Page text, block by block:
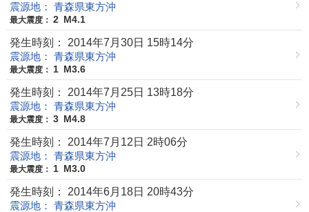
震源地： 青森県東方沖
最大震度： 2 M4.1
発生時刻： 2014年7月30日 15時14分
震源地： 青森県東方沖
最大震度： 1 M3.6
発生時刻： 2014年7月25日 13時18分
震源地： 青森県東方沖
最大震度： 3 M4.8
発生時刻： 2014年7月12日 2時06分
震源地： 青森県東方沖
最大震度： 1 M3.0
発生時刻： 2014年6月18日 20時43分
震源地： 青森県東方沖